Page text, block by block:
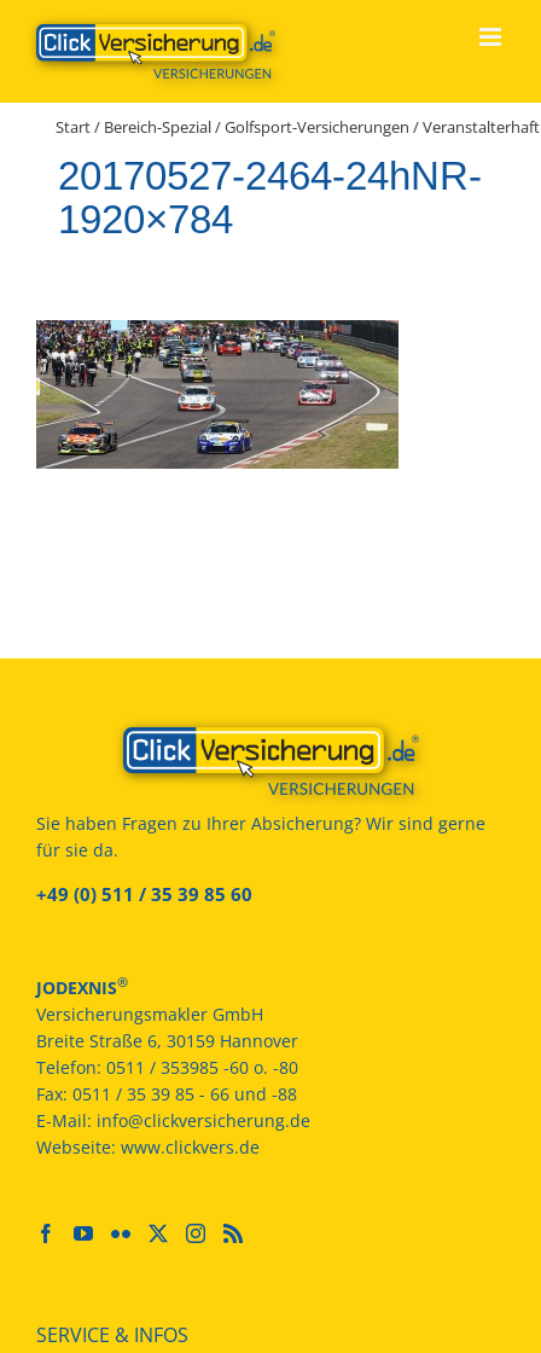
Inhalt
springen
Start/ Bereich-Spezial/Golfsport-Versicherungen /
20170527-2464-24hNR-
1920×784
Sie haben Fragen zu Ihrer Absicherung? Wir sind gerne
für sie da.
+49 (0) 511 / 35 39 85 60
JODEXNIS®
Versicherungsmakler GmbH
Breite Straße 6, 30159 Hannover
Telefon: 0511 / 353985 -60 o. -80
Fax: 0511 / 35 39 85 - 66 und -88
E-Mail: info@clickversicherung.de
Webseite: www.clickvers.de
SERVICE & INFOS